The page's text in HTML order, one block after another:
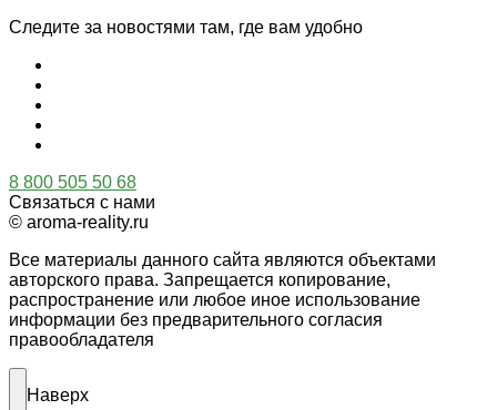
Следите за новостями там, где вам удобно
8 800 505 50 68
Связаться с нами
© aroma-reality.ru
Все материалы данного сайта являются объектами
авторского права. Запрещается копирование,
распространение или любое иное использование
информации без предварительного согласия
правообладателя
Наверх